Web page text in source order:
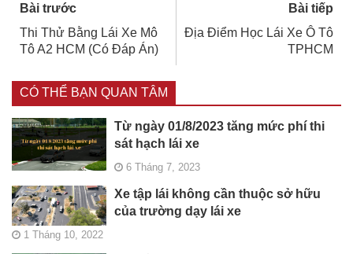
Bài trước
Thi Thử Bằng Lái Xe Mô
Tô A2 HCM (Có Đáp Án)
Bài tiếp
Địa Điểm Học Lái Xe Ô Tô
TPHCM
CÓ THỂ BẠN QUAN TÂM
Từ ngày 01/8/2023 tăng mức phí thi
sát hạch lái xe
6 Tháng 7, 2023
Xe tập lái không cần thuộc sở hữu
của trường dạy lái xe
1 Tháng 10, 2022